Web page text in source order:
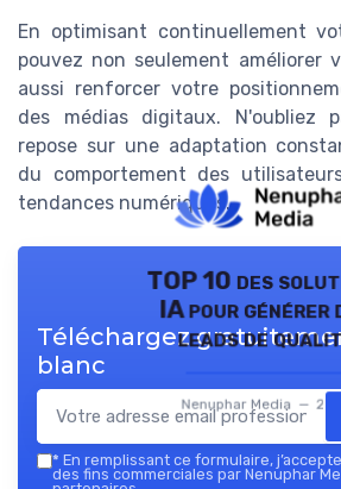
En optimisant continuellement
pouvez non seulement améliorer
aussi renforcer votre
des médias digitaux. N'oubliez
repose sur une adaptation
du comportement des
tendances numériques.
TOP 10 des
IA pour générer
leads de
Nenuphar Media —
Téléchargez
blanc
* En remplissant ce formulaire,
des fins commerciales par Nenuphar